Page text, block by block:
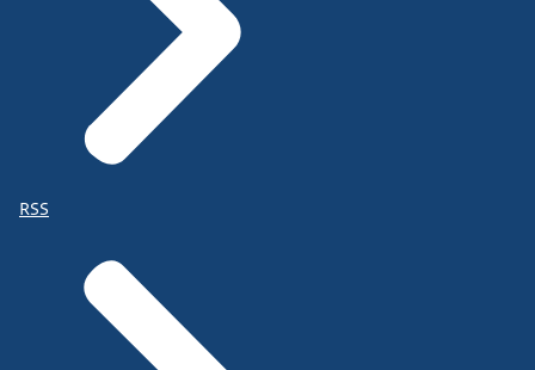
RSS